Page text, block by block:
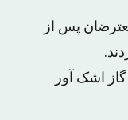
پس از
اشک آور